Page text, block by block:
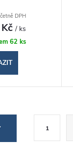
DPH
Kč/ ks
62 ks
1